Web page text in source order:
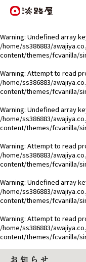
Warning: Undefined array
/home/ss386883/
content/themes/fcvanilla/
Warning: Attempt to read
/home/ss386883/
content/themes/fcvanilla/
Warning: Undefined array
/home/ss386883/
content/themes/fcvanilla/
Warning: Attempt to read
/home/ss386883/
content/themes/fcvanilla/
Warning: Undefined array
/home/ss386883/
content/themes/fcvanilla/
Warning: Attempt to read
/home/ss386883/
content/themes/fcvanilla/
お 知 ら せ